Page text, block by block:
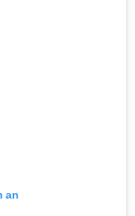
an